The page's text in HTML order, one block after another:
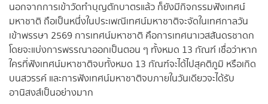
นอกจากการเข้าวัดทำบุญตักบาตรแล้ว ก็ยังมีกิจกรรมฟังเทศน์
มหาชาติ ถือเป็นหนึ่งในประเพณีเทศน์มหาชาติจะจัดในเทศกาลวัน
เข้าพรรษา 2569 การเทศน์มหาชาติ คือการเทศนาเวสสันดรชาดก
โดยจะแบ่งการพรรณาออกเป็นตอน ๆ ทั้งหมด 13 กัณฑ์ เชื่อว่าหาก
ใครที่ฟังเทศน์มหาชาติจบทั้งหมด 13 กัณฑ์จะได้ไปสุคติภูมิ หรือเกิด
บนสวรรค์ และการฟังเทศน์มหาชาติจบภายในวันเดียวจะได้รับ
อานิสงส์เป็นอย่างมาก